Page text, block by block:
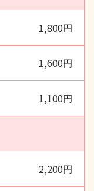
1,800円
1,600円
1,100円
2,200円